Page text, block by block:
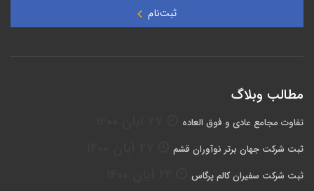
ثبت‌نام
مطالب وبلاگ
تفاوت مجامع عادی و فوق العاده
ثبت شرکت جهان برتر نوآوران قشم
ثبت شرکت سفيران كالم پرگاس